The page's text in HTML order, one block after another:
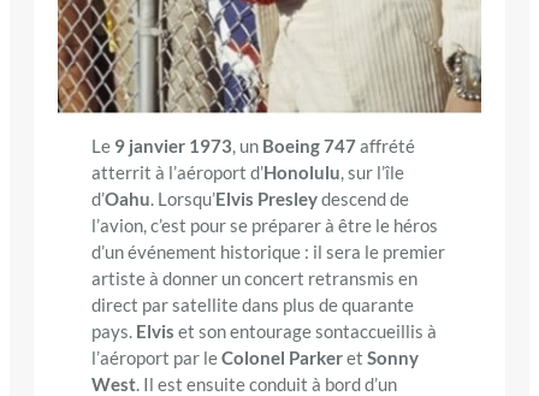
Le 9 janvier 1973 , un Boeing 747affrété
atterrit à l’aéroport d’Honolulu , sur l’île
d’Oahu . Lorsqu’Elvis Presleydescend de
l’avion, c’est pour se préparer à être le héros
d’un événement historique : il sera le premier
artiste à donner un concert retransmis en
direct par satellite dans plus de quarante
pays. Elviset son entourage sontaccueillis à
l’aéroport par leColonel Parkeret Sonny
West . Il est ensuite conduit à bord d’un